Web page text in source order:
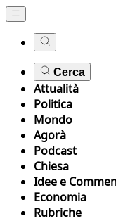
Cerca
Attualità
Politica
Mondo
Agorà
Podcast
Chiesa
Idee e
Economia
Rubriche